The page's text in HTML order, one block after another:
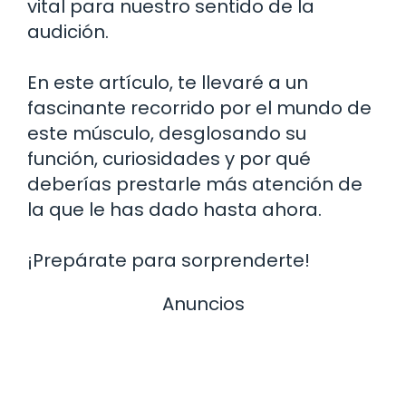
vital para nuestro sentido de la
audición.
En este artículo, te llevaré a un
fascinante recorrido por el mundo de
este músculo, desglosando su
función, curiosidades y por qué
deberías prestarle más atención de
la que le has dado hasta ahora.
¡Prepárate para sorprenderte!
Anuncios